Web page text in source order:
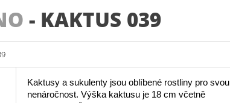
- KAKTUS 039
Kaktusy a sukulenty jsou oblíbené rostliny pro svou
nenáročnost. Výška kaktusu je 18 cm včetně